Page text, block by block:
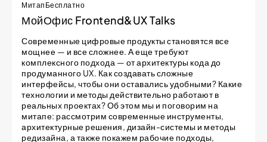
Митап Бесплатно
МойОфис Frontend&UX Talks
Современные цифровые продукты становятся все
мощнее — и все сложнее. А еще требуют
комплексного подхода — от архитектуры кода до
продуманного UX. Как создавать сложные
интерфейсы, чтобы они оставались удобными? Какие
технологии и методы действительно работают в
реальных проектах? Об этом мы и поговорим на
митапе: рассмотрим современные инструменты,
архитектурные решения, дизайн-системы и методы
редизайна, а также покажем рабочие подходы,